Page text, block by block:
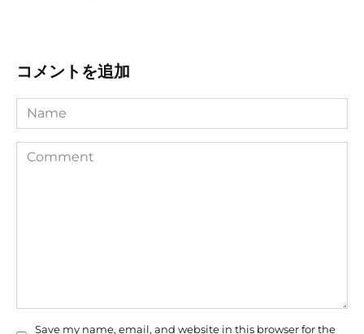
コメントを追加
Name
Comment
Save my name, email, and website in this browser for the